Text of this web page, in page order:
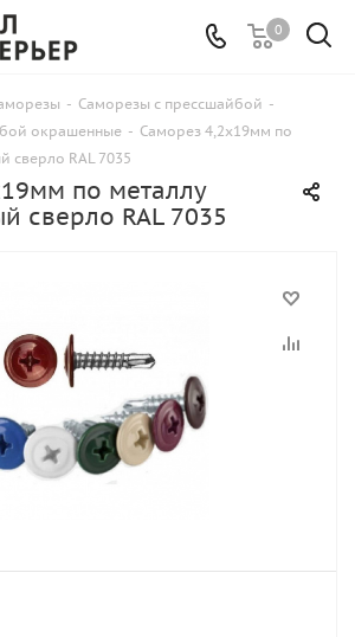
0
- Саморезы с прессшайбой -
окрашенные - Саморез 4,2х19мм по
сверло RAL 7035
по металлу
сверло RAL 7035